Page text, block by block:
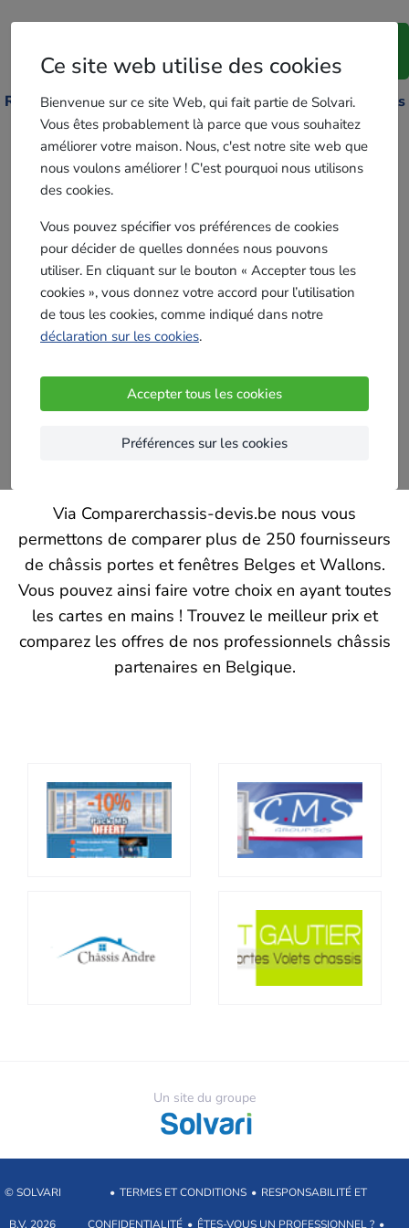
Ce site web utilise des cookies
Bienvenue sur ce site Web, qui fait partie de Solvari.
Vous êtes probablement là parce que vous souhaitez
améliorer votre maison. Nous, c'est notre site web que
nous voulons améliorer ! C'est pourquoi nous utilisons
des cookies.
Vous pouvez spécifier vos préférences de cookies
pour décider de quelles données nous pouvons
utiliser. En cliquant sur le bouton « Accepter tous les
cookies », vous donnez votre accord pour l’utilisation
de tous les cookies, comme indiqué dans notre
déclaration sur les cookies.
Accepter tous les cookies
Préférences sur les cookies
devis.be
professionnel ?
Recevez jusqu'à 5 devis châssis gratuits de professionnels
de votre région !
Recevez des devis gratuits
Votre Code Postal
Via Comparerchassis-devis.be nous vous
permettons de comparer plus de 250 fournisseurs
de châssis portes et fenêtres Belges et Wallons.
Vous pouvez ainsi faire votre choix en ayant toutes
les cartes en mains ! Trouvez le meilleur prix et
comparez les offres de nos professionnels châssis
partenaires en Belgique.
Un site du groupe
© SOLVARI
B.V. 2026
• TERMES ET CONDITIONS • RESPONSABILITÉ ET
CONFIDENTIALITÉ • ÊTES-VOUS UN PROFESSIONNEL ? •